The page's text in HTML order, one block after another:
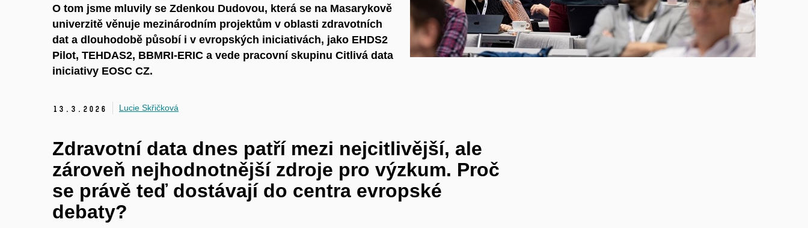
O tom jsme mluvily se Zdenkou Dudovou, která se na Masarykově
univerzitě věnuje mezinárodním projektům v oblasti zdravotních
dat a dlouhodobě působí i v evropských iniciativách, jako EHDS2
Pilot, TEHDAS2, BBMRI-ERIC a vede pracovní skupinu Citlivá data
iniciativy EOSC CZ.
13. 3. 2026 Lucie Skřičková
Zdravotní data dnes patří mezi nejcitlivější, ale
zároveň nejhodnotnější zdroje pro výzkum. Proč
se právě teď dostávají do centra evropské
debaty?